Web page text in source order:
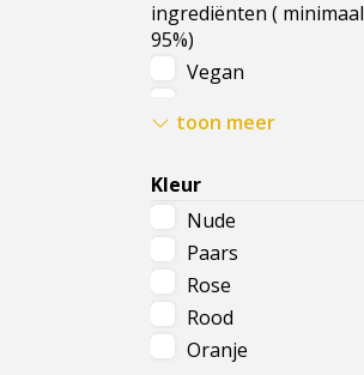
ingrediënten ( minimaal
95%)
Vegan
siliconen
toon meer
Kleur
Nude
Paars
Rose
Rood
Oranje